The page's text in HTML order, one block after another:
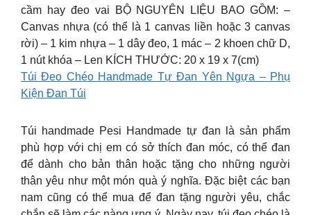
cầm hay đeo vai BỘ NGUYÊN LIỆU BAO GỒM: –
Canvas nhựa (có thể là 1 canvas liền hoặc 3 canvas
rời) – 1 kim nhựa – 1 dây đeo, 1 mác – 2 khoen chữ D,
1 nút khóa – Len KÍCH THƯỚC: 20 x 19 x 7(cm)
Túi Đeo Chéo Handmade Tự Đan Yên Ngựa – Phụ
Kiện Đan Túi
Túi handmade Pesi Handmade tự đan là sản phẩm
phù hợp với chị em có sở thích đan móc, có thể đan
để dành cho bản thân hoặc tặng cho những người
thân yêu như một món quà ý nghĩa. Đặc biệt các bạn
nam cũng có thể mua để đan tặng người yêu, chắc